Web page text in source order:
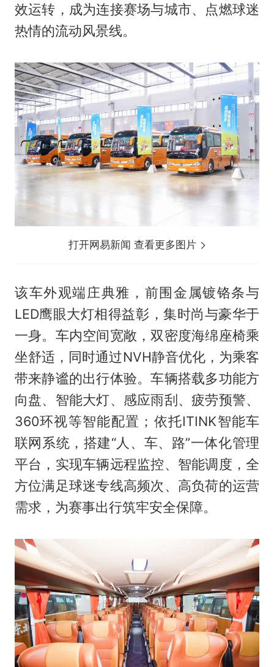
效运转，成为连接赛场与城市、点燃球迷
热情的流动风景线。
打开网易新闻 查看更多图片
该车外观端庄典雅，前围金属镀铬条与
LED鹰眼大灯相得益彰，集时尚与豪华于
一身。车内空间宽敞，双密度海绵座椅乘
坐舒适，同时通过NVH静音优化，为乘客
带来静谧的出行体验。车辆搭载多功能方
向盘、智能大灯、感应雨刮、疲劳预警、
360环视等智能配置；依托ITINK智能车
联网系统，搭建“人、车、路”一体化管理
平台，实现车辆远程监控、智能调度，全
方位满足球迷专线高频次、高负荷的运营
需求，为赛事出行筑牢安全保障。